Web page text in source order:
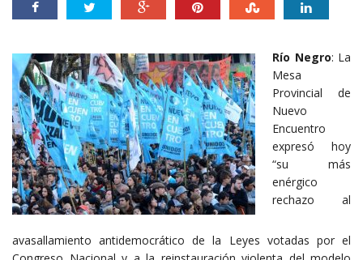
Río Negro: La
Mesa
Provincial de
Nuevo
Encuentro
expresó hoy
“su más
enérgico
rechazo al
avasallamiento antidemocrático de la Leyes votadas por el